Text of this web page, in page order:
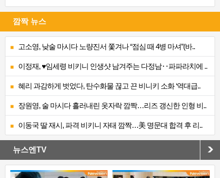
깜짝 뉴스
고소영, 낮술 마시다 노량진서 쫓겨나 “점심 때 4병 마셔”(바..
이정재, ♥임세령 비키니 인생샷 남겨주는 다정남‥파파라치에 ..
혜리 과감하게 벗었다, 탄수화물 끊고 끈 비니키 소화 ‘역대급..
장원영, 술 마시다 흘러내린 옷자락 깜짝…리즈 갱신한 인형 비..
이동국 딸 재시, 파격 비키니 자태 깜짝…美 명문대 합격 후 리..
뉴스엔TV